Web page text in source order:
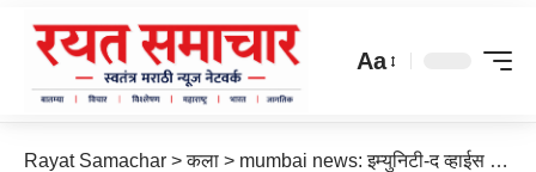
Aa
Rayat Samachar >कला > mumbai news: इम्युनिटी-द व्हाईस ऑफ टॉलरन्स’ मुंबई केंद्रातून प्रथम; 63 वी महाराष्ट्र राज्य हौशी मराठी नाट्यस्पर्धा संपन्न